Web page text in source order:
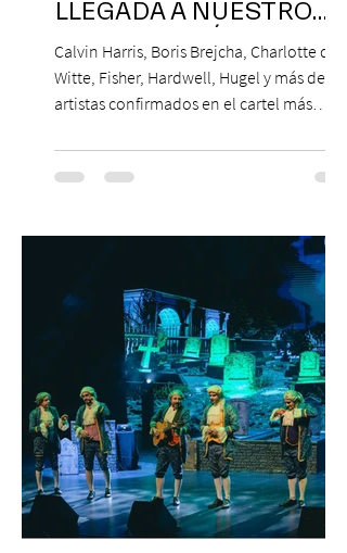
LLEGADA A NUESTRO
NUESTRO PAÍS
Calvin Harris, Boris Brejcha, Charlotte de
Witte, Fisher, Hardwell, Hugel y más de 85
artistas confirmados en el cartel más
Chile. 14 y 15 de noviembre de 2026, Club
Hípico de Santiago. Últimos Weekend
con venta a través de Puntoticket.com
Creamfields Chile, el festival de música
electrónica más importante del país,
revela oficialmente el Lineup de su edición
2026. Calvin Harris, Boris Bre